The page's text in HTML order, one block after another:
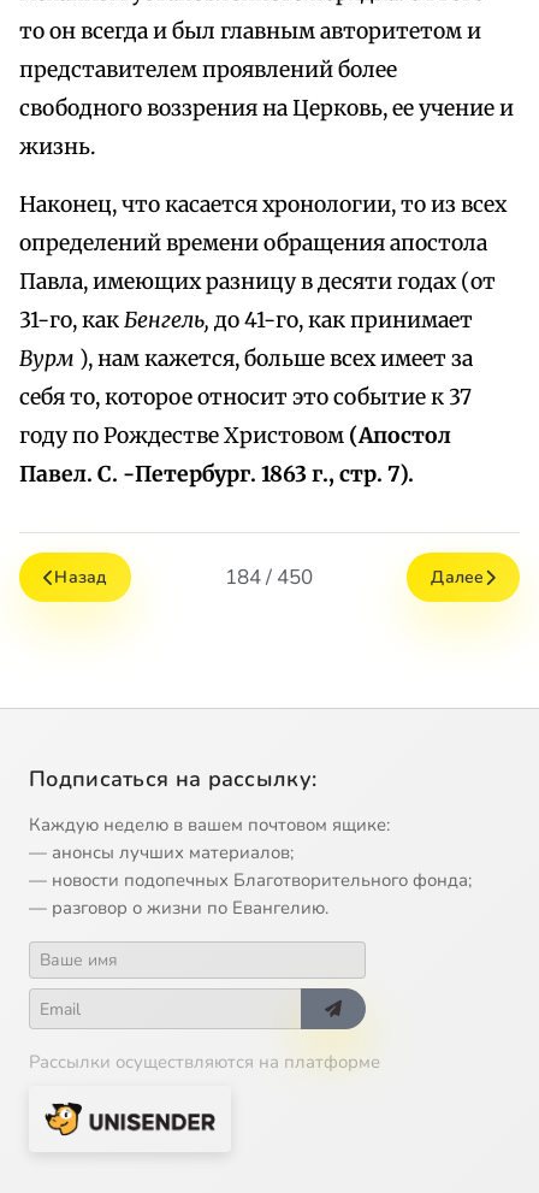
то он всегда и был главным авторитетом и
представителем проявлений более
свободного воззрения на Церковь, ее учение и
жизнь.
Наконец, что касается хронологии, то из всех
определений времени обращения апостола
Павла, имеющих разницу в десяти годах (от
31-го, какБенгель, до 41-го, как принимает
Вурм ), нам кажется, больше всех имеет за
себя то, которое относит это событие к 37
году по Рождестве Христовом (Апостол
Павел. С. -Петербург. 1863 г., стр. 7).
Назад 184 / 450 Далее
Подписаться на рассылку:
Каждую неделю в вашем почтовом ящике:
— анонсы лучших материалов;
— новости подопечных Благотворительного фонда;
— разговор о жизни по Евангелию.
Рассылки осуществляются на платформе